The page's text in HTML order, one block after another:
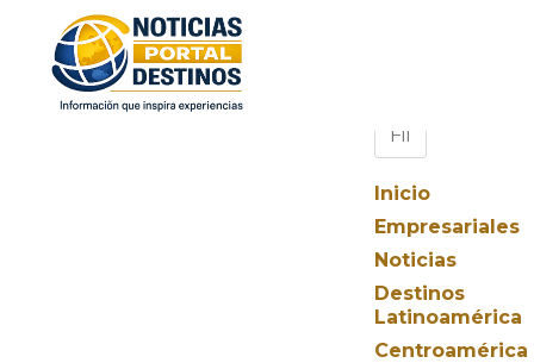
Inicio
Empresariales
Noticias
Destinos
Latinoamérica
Centroamérica